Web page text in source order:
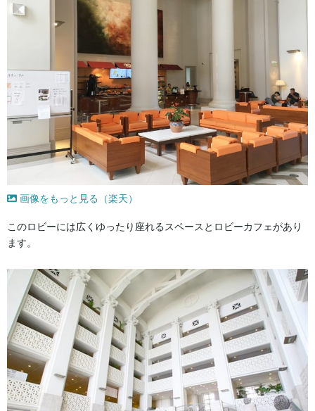
画像をもっと見る（楽天）
このロビーには広くゆったり座れるスペースとロビーカフェがあり
ます。